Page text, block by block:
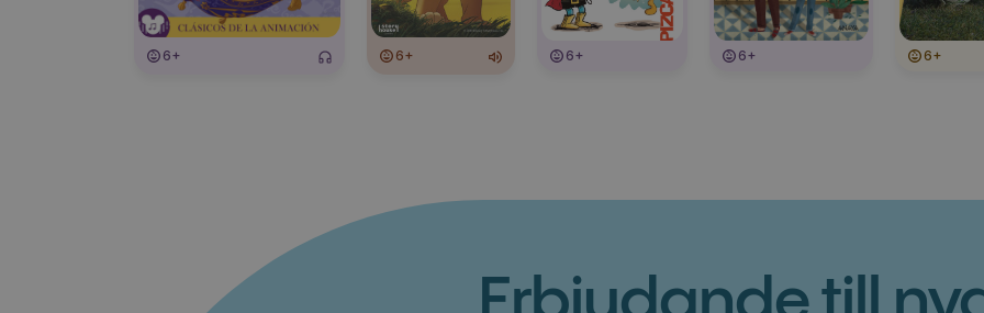
6+ 6+ 6+ 6+ 6+